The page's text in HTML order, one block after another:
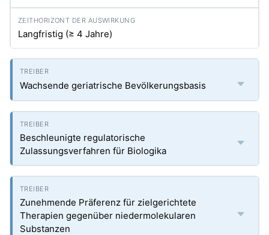
Langfristig (≥ 4 Jahre)
Wachsende geriatrische Bevölkerungsbasis
Beschleunigte regulatorische
Zulassungsverfahren für Biologika
Zunehmende Präferenz für zielgerichtete
Therapien gegenüber niedermolekularen
Substanzen